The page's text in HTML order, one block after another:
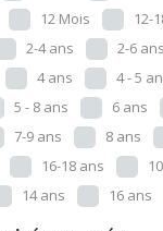
12 Mois
12-
2-4 ans 2-6 ans
4 ans 4 - 5
5 - 8 ans 6 ans
7-9 ans 8 ans
16-18 ans
14 ans 16 ans